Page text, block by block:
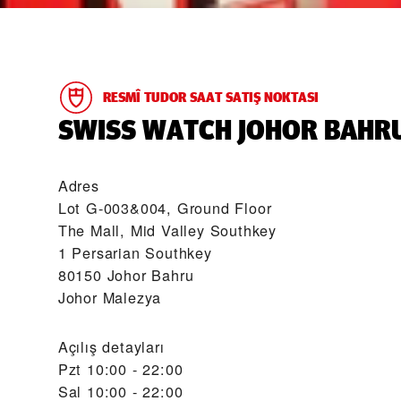
RESMÎ TUDOR SAAT SATIŞ NOKTASI
‭SWISS WATCH JOHOR
Adres
Lot G-003&004, Ground Floor
The Mall, Mid Valley Southkey
1 Persarian Southkey
80150 Johor Bahru
Johor Malezya
Açılış detayları
Pzt 10:00 - 22:00
Sal 10:00 - 22:00